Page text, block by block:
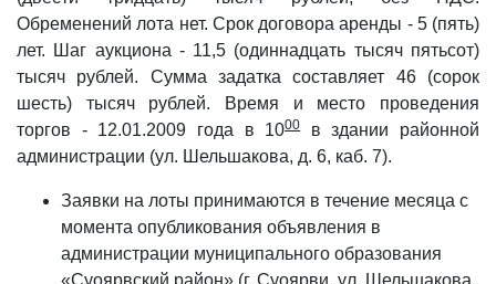
Обременений лота нет. Срок договора аренды - 5 (пять)
лет. Шаг аукциона - 11,5 (одиннадцать тысяч пятьсот)
тысяч рублей. Сумма задатка составляет 46 (сорок
шесть) тысяч рублей. Время и место проведения
торгов - 12.01.2009 года в 1000в здании районной
администрации (ул. Шельшакова, д. 6, каб. 7).
Заявки на лоты принимаются в течение месяца с
момента опубликования объявления в
администрации муниципального образования
«Суоярвский район» (г. Суоярви, ул. Шельшакова,